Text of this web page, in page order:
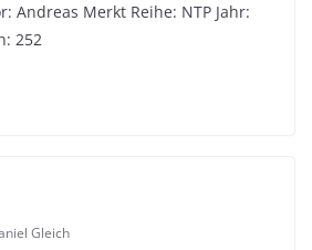
Andreas Merkt Reihe: NTP Jahr:
252
Gleich